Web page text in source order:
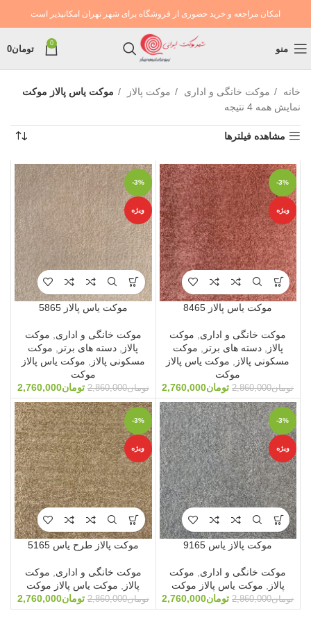
امکان مراجعه و خرید حضوری از فروشگاه برای شهر تهران امکانپذیر است
منو
0
تومان0
خانه موکت خانگی و اداری موکت پالاز
موکت یاس پالاز موکت
نمایش همه 4 نتیجه
مشاهده فیلترها
-3%
ویژه
موکت یاس پالاز 8465
موکت خانگی و اداری
موکت
پالاز
,دسته های برتر
موکت
مسکونی پالاز
موکت یاس پالاز
موکت
تومان2,860,000 تومان2,760,000
-3%
ویژه
موکت یاس پالاز 5865
موکت خانگی و اداری
موکت
پالاز
دسته های برتر
موکت
مسکونی پالاز
موکت یاس پالاز
موکت
تومان2,860,000 تومان2,760,000
-3%
ویژه
موکت پالاز یاس 9165
موکت خانگی و اداری
موکت
پالاز
موکت یاس پالاز موکت
تومان2,860,000 تومان2,760,000
-3%
ویژه
موکت پالاز طرح یاس 5165
موکت خانگی و اداری
موکت
پالاز
موکت یاس پالاز موکت
تومان2,860,000 تومان2,760,000